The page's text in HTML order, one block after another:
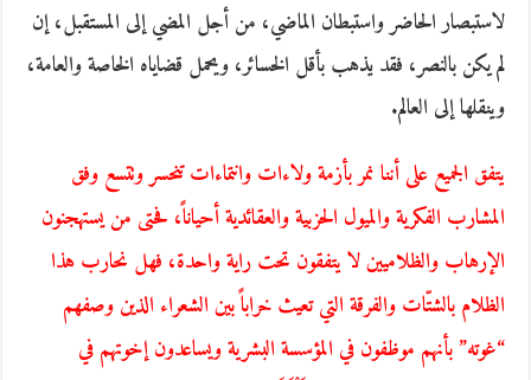
لاستبصار الحاضر واستبطان الماضي، من أجل المضي إلى المستقبل، إن
لم يكن بالنصر، فقد يذهب بأقل الخسائر، ويحمل قضاياه الخاصة والعامة،
وينقلها إلى العالم.
يتفق الجميع على أننا نمر بأزمة ولاءات وانتماءات تنحسر وتتسع وفق
المشارب الفكرية والميول الحزبية والعقائدية أحياناً، فحتى من يستهجنون
الإرهاب والظلاميين لا يتفقون تحت راية واحدة، فهل نحارب هذا
الظلام بالشتّات والفرقة التي تعيث خراباً بين الشعراء الذين وصفهم
“غوته” بأنهم موظفون في المؤسسة البشرية ويساعدون إخوتهم في